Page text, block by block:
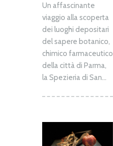
Un affascinante
viaggio alla scoperta
dei luoghi depositari
del sapere botanico,
chimico farmaceutico
della città di Parma,
la Spezieria di San...